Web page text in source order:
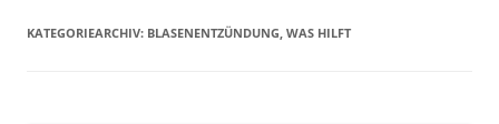
KATEGORIEARCHIV: BLASENENTZÜNDUNG, WAS HILFT